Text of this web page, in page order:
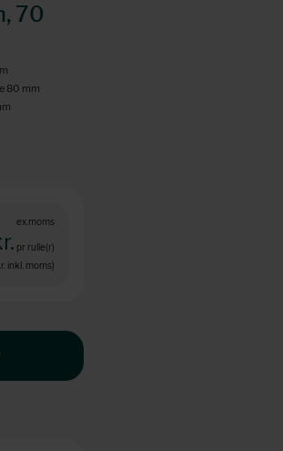
70
80 mm
ex.moms
pr rulle(r)
inkl. moms)